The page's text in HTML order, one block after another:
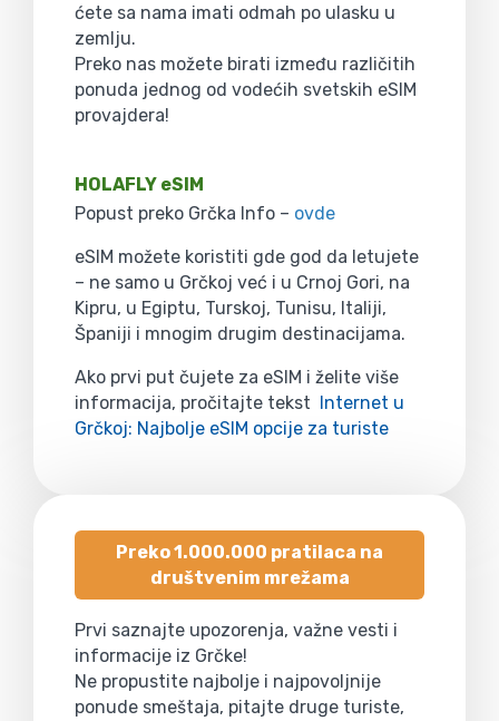
ćete sa nama imati odmah po ulasku u
zemlju.
Preko nas možete birati između različitih
ponuda jednog od vodećih svetskih eSIM
provajdera!
HOLAFLY eSIM
Popust preko Grčka Info – ovde
eSIM možete koristiti gde god da letujete
– ne samo u Grčkoj već i u Crnoj Gori, na
Kipru, u Egiptu, Turskoj, Tunisu, Italiji,
Španiji i mnogim drugim destinacijama.
Ako prvi put čujete za eSIM i želite više
informacija, pročitajte tekst Internet u
Grčkoj: Najbolje eSIM opcije za turiste
Preko 1.000.000 pratilaca na
društvenim mrežama
Prvi saznajte upozorenja, važne vesti i
informacije iz Grčke!
Ne propustite najbolje i najpovoljnije
ponude smeštaja, pitajte druge turiste,